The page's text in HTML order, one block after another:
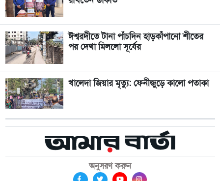
ঈশ্বরদীতে টানা পাঁচদিন হাড়কাঁপানো শীতের
পর দেখা মিললো সূর্যের
খালেদা জিয়ার মৃত্যু: ফেনীজুড়ে কালো পতাকা
অনুসরণ করুন